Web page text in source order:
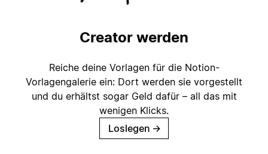
Creator werden
Reiche deine Vorlagen für die Notion-
Vorlagengalerie ein: Dort werden sie vorgestellt
und du erhältst sogar Geld dafür – all das mit
wenigen Klicks.
Loslegen →